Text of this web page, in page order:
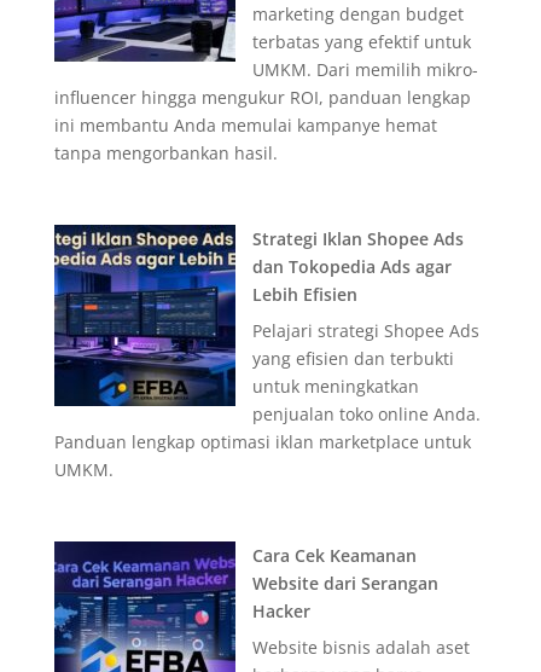
marketing dengan budget
terbatas yang efektif untuk
UMKM. Dari memilih mikro-
influencer hingga mengukur ROI, panduan lengkap
ini membantu Anda memulai kampanye hemat
tanpa mengorbankan hasil.
Strategi Iklan Shopee Ads
dan Tokopedia Ads agar
Lebih Efisien
Pelajari strategi Shopee Ads
yang efisien dan terbukti
untuk meningkatkan
penjualan toko online Anda.
Panduan lengkap optimasi iklan marketplace untuk
UMKM.
Cara Cek Keamanan
Website dari Serangan
Hacker
Website bisnis adalah aset